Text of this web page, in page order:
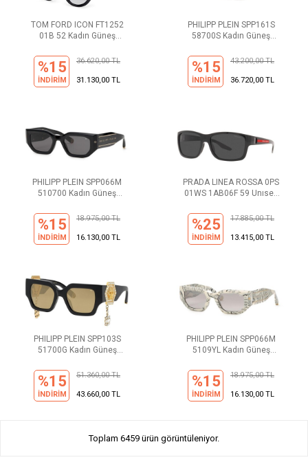
TOM FORD ICON FT1252
01B 52 Kadın Güneş
%15
İNDİRİM
36.620,00 TL
31.130,00 TL
PHILIPP PLEIN SPP161S
58700S Kadın Güneş
%15
İNDİRİM
43.200,00 TL
36.720,00 TL
PHILIPP PLEIN SPP066M
510700 Kadın Güneş
%15
İNDİRİM
18.975,00 TL
16.130,00 TL
PRADA LINEA ROSSA 0PS
01WS 1AB06F 59 Unısex
%25
İNDİRİM
17.885,00 TL
13.415,00 TL
PHILIPP PLEIN SPP103S
51700G Kadın Güneş
%15
İNDİRİM
51.360,00 TL
43.660,00 TL
PHILIPP PLEIN SPP066M
5109YL Kadın Güneş
%15
İNDİRİM
18.975,00 TL
16.130,00 TL
Toplam 6459 ürün görüntüleniyor.